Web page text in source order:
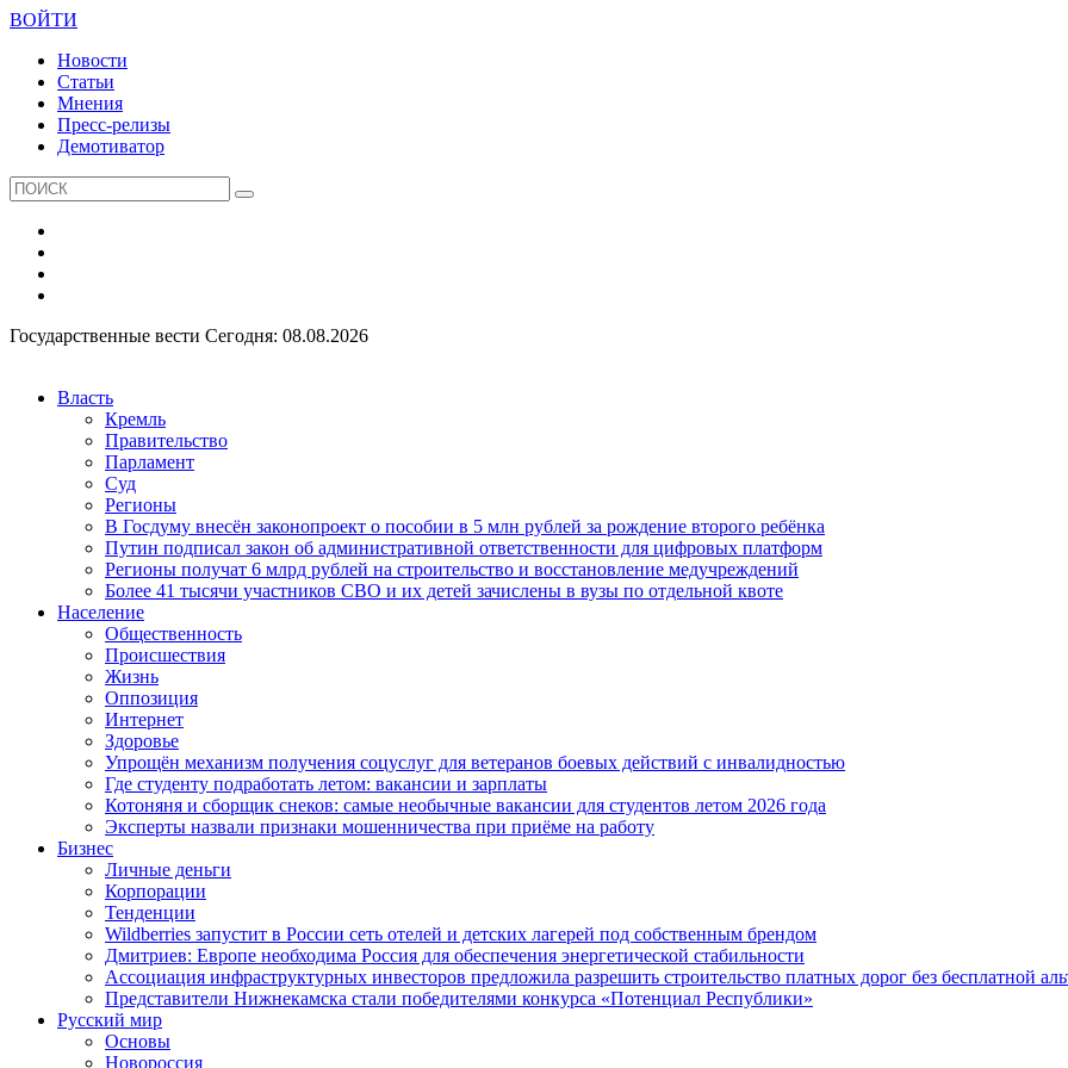
ВОЙТИ
Новости
Статьи
Мнения
Пресс-релизы
Демотиватор
Государственные вести Сегодня: 08.08.2026
Власть
Кремль
Правительство
Парламент
Суд
Регионы
В Госдуму внесён законопроект о пособии в 5 млн рублей за рождение второго ребёнка
Путин подписал закон об административной ответственности для цифровых платформ
Регионы получат 6 млрд рублей на строительство и восстановление медучреждений
Более 41 тысячи участников СВО и их детей зачислены в вузы по отдельной квоте
Население
Общественность
Происшествия
Жизнь
Оппозиция
Интернет
Здоровье
Упрощён механизм получения соцуслуг для ветеранов боевых действий с инвалидностью
Где студенту подработать летом: вакансии и зарплаты
Котоняня и сборщик снеков: самые необычные вакансии для студентов летом 2026 года
Эксперты назвали признаки мошенничества при приёме на работу
Бизнес
Личные деньги
Корпорации
Тенденции
Wildberries запустит в России сеть отелей и детских лагерей под собственным брендом
Дмитриев: Европе необходима Россия для обеспечения энергетической стабильности
Ассоциация инфраструктурных инвесторов предложила разрешить строительство платных дорог без бесплатной
Представители Нижнекамска стали победителями конкурса «Потенциал Республики»
Русский мир
Основы
Новороссия